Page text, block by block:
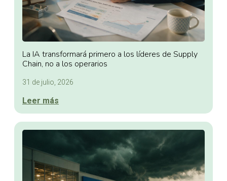
La IA transformará primero a los líderes de Supply
Chain, no a los operarios
31 de julio, 2026
Leer más